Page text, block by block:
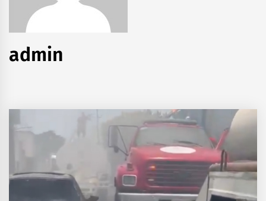
admin